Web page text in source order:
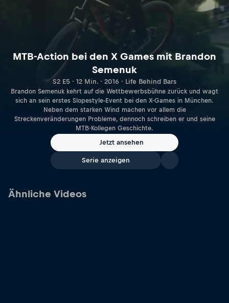
MTB-Action bei den X Games mit Brandon
Semenuk
S2 E5 · 12 Min. · 2016 · Life Behind Bars
Brandon Semenuk kehrt auf die Wettbewerbsbühne zurück und wagt
sich an sein erstes Slopestyle-Event bei den X-Games in München.
Neben dem starken Wind machen vor allem die
Streckenveränderungen Probleme, dennoch schreiben er und seine
MTB-Kollegen Geschichte.
Jetzt ansehen
Serie anzeigen
Ähnliche Videos